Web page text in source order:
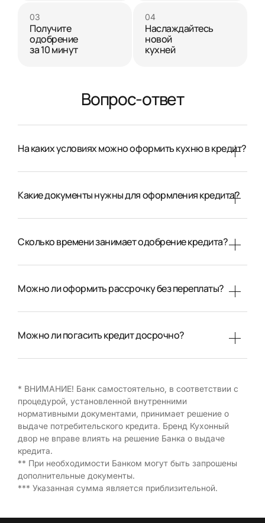
Получите
одобрение
за 10 минут
Наслаждайтесь
новой
кухней
Вопрос-ответ
На каких условиях можно оформить кухню в кредит?
Какие документы нужны для оформления кредита?
Сколько времени занимает одобрение кредита?
Можно ли оформить рассрочку без переплаты?
Можно ли погасить кредит досрочно?
* ВНИМАНИЕ! Банк самостоятельно, в соответствии с
процедурой, установленной внутренними
нормативными документами, принимает решение о
выдаче потребительского кредита. Бренд Кухонный
двор не вправе влиять на решение Банка о выдаче
кредита.
** При необходимости Банком могут быть запрошены
дополнительные документы.
*** Указанная сумма является приблизительной.